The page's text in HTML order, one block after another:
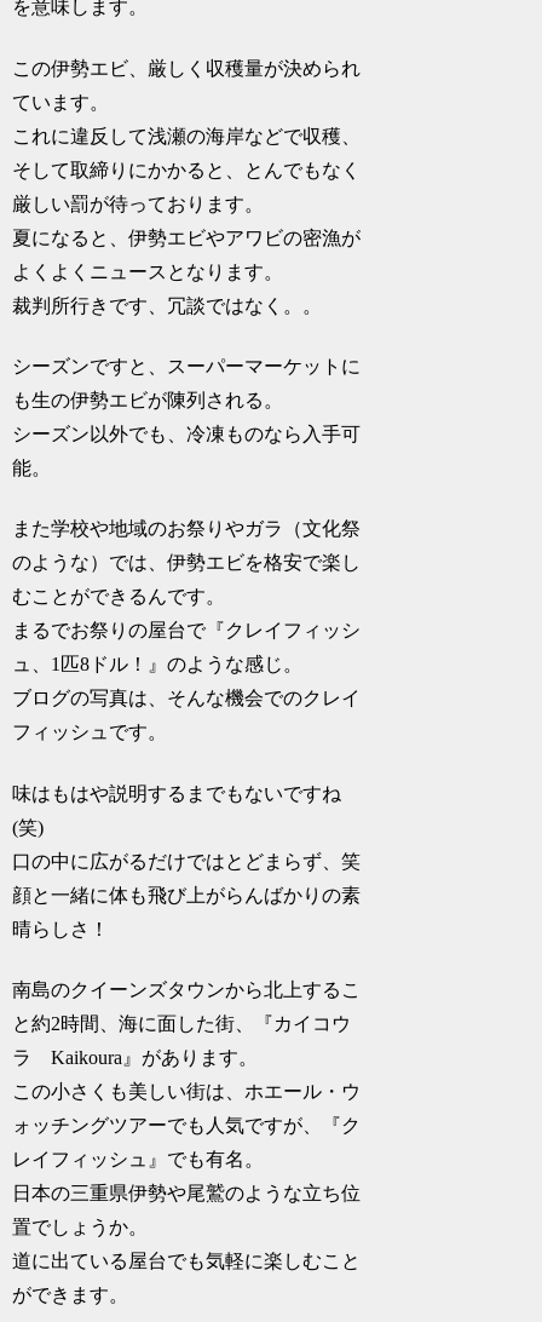
を意味します。
この伊勢エビ、厳しく収穫量が決められ
ています。
これに違反して浅瀬の海岸などで収穫、
そして取締りにかかると、とんでもなく
厳しい罰が待っております。
夏になると、伊勢エビやアワビの密漁が
よくよくニュースとなります。
裁判所行きです、冗談ではなく。。
シーズンですと、スーパーマーケットに
も生の伊勢エビが陳列される。
シーズン以外でも、冷凍ものなら入手可
能。
また学校や地域のお祭りやガラ（文化祭
のような）では、伊勢エビを格安で楽し
むこと ができるんです。
まるでお祭りの屋台で『クレイフィッシ
ュ、1匹8ドル！』のような感じ。
ブログの写真は、そんな機会でのクレイ
フィッシュです。
味はもはや説明するまでもないですね
(笑)
口の中に広がるだけではとどまらず、笑
顔と一緒に体も飛び上がらんばかりの素
晴らしさ！
南島のクイーンズタウンから北上するこ
と約2時間、海に面した街、『カイコウ
ラ Kaikoura』があります。
この小さくも美しい街は、ホエール・ウ
ォッチングツアーでも人気ですが、『ク
レイフィッシュ』でも有名。
日本の三重県伊勢や尾鷲のような立ち位
置でしょうか。
道に出ている屋台でも気軽に楽しむこと
ができます。